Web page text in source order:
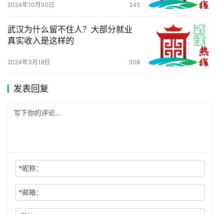
2024年10月30日 245
武汉为什么留不住人？大部分就业
真实收入是这样的
2024年3月18日 308
发表回复
*昵称：
*邮箱：